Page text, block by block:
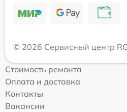
© 2026 Сервисный центр
Стоимость ремонта
Оплата и доставка
Контакты
Вакансии